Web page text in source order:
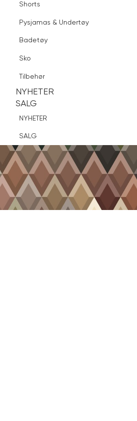
Sko
Tilbehør
NYHETER
SALG
NYHETER
SALG
Shorts
Pysjamas & Undertøy
Badetøy
Sko
Tilbehør
NYHETER
SALG
NYHETER
SALG